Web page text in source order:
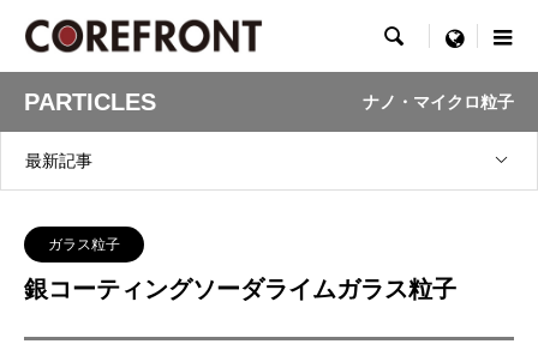
 menu
PARTICLES ナノ・マイクロ粒子
最新記事
ガラス粒子
銀コーティングソーダライムガラス粒子